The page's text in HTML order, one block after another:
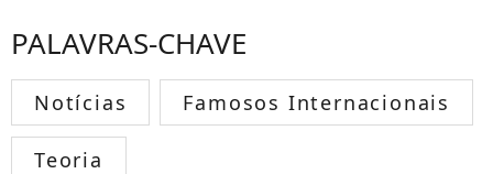
PALAVRAS-CHAVE
Notícias Famosos Internacionais
Teoria